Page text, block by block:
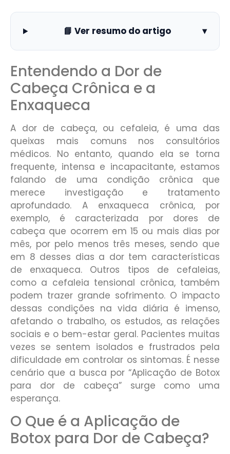
📘 Ver resumo do artigo ▾
Entendendo a Dor de
Cabeça Crônica e a
Enxaqueca
A dor de cabeça, ou cefaleia, é uma das
queixas mais comuns nos consultórios
médicos. No entanto, quando ela se torna
frequente, intensa e incapacitante, estamos
falando de uma condição crônica que
merece investigação e tratamento
aprofundado. A enxaqueca crônica, por
exemplo, é caracterizada por dores de
cabeça que ocorrem em 15 ou mais dias por
mês, por pelo menos três meses, sendo que
em 8 desses dias a dor tem características
de enxaqueca. Outros tipos de cefaleias,
como a cefaleia tensional crônica, também
podem trazer grande sofrimento. O impacto
dessas condições na vida diária é imenso,
afetando o trabalho, os estudos, as relações
sociais e o bem-estar geral. Pacientes muitas
vezes se sentem isolados e frustrados pela
dificuldade em controlar os sintomas. É nesse
cenário que a busca por “Aplicação de Botox
para dor de cabeça” surge como uma
esperança.
O Que é a Aplicação de
Botox para Dor de Cabeça?